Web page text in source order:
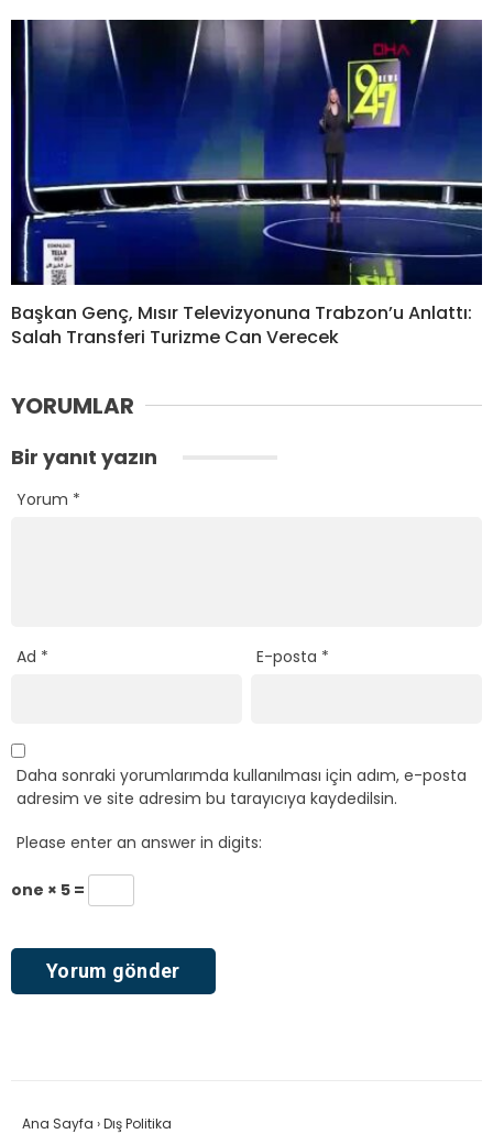
Başkan Genç, Mısır Televizyonuna Trabzon’u Anlattı:
Salah Transferi Turizme Can Verecek
YORUMLAR
Bir yanıt yazın
Yorum *
Ad * E-posta *
Daha sonraki yorumlarımda kullanılması için adım, e-posta
adresim ve site adresim bu tarayıcıya kaydedilsin.
Please enter an answer in digits:
one × 5 =
Ana Sayfa ›Dış Politika